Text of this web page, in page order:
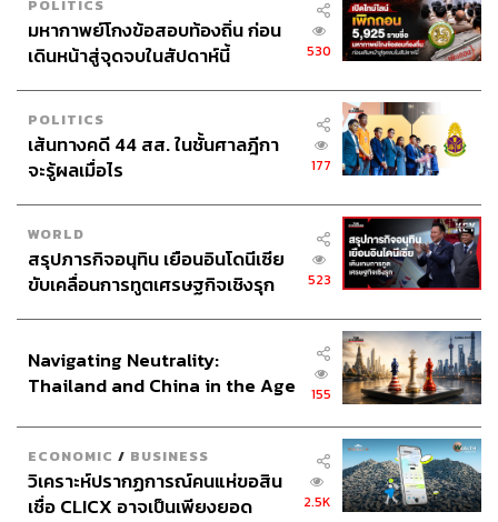
POLITICS
มหากาพย์โกงข้อสอบท้องถิ่น ก่อน
เดินหน้าสู่จุดจบในสัปดาห์นี้
530
POLITICS
เส้นทางคดี 44 สส. ในชั้นศาลฎีกา
จะรู้ผลเมื่อไร
177
WORLD
สรุปภารกิจอนุทิน เยือนอินโดนีเซีย
ขับเคลื่อนการทูตเศรษฐกิจเชิงรุก
523
Navigating Neutrality:
Thailand and China in the Age
155
ECONOMIC / BUSINESS
วิเคราะห์ปรากฏการณ์คนแห่ขอสิน
เชื่อ CLICX อาจเป็นเพียงยอด
2.5K